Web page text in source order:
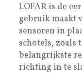
LOFAR is de
gebruik maakt
sensoren in
schotels, zoals
belangrijkste
richting in te